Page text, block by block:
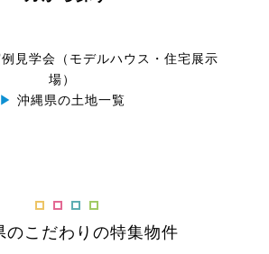
見学会（モデルハウス・住宅展示
場）
▶ 沖縄県の土地一覧
のこだわりの特集物件